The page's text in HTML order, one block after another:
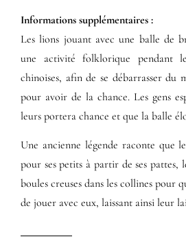
Informations supplémentaires​ :​
Les lions jouant avec une balle de
une activité folklorique pendant
chinoises, afin de se débarrasser du
pour avoir de la chance. Les gens
leurs portera chance et que la balle
Une ancienne légende raconte que
pour ses petits à partir de ses pattes,
boules creuses dans les collines pour
de jouer avec eux, laissant ainsi leur